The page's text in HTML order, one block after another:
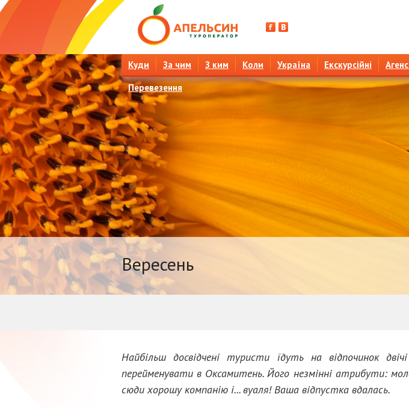
Куди За чим З ким Коли Україна Екскурсійні
Перевезення
Вересень
Найбільш досвідчені туристи їдуть на відпочинок
перейменувати в Оксамитень. Його незмінні атрибути:
сюди хорошу компанію і... вуаля! Ваша відпустка вдалась.